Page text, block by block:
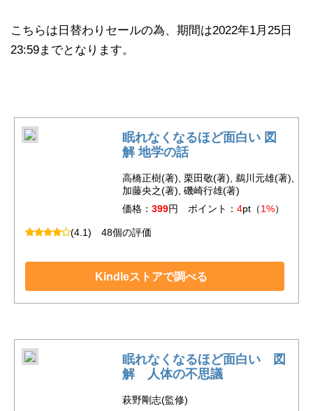
こちらは日替わりセールの為、期間は2022年1月25日
23:59までとなります。
眠れなくなるほど面白い 図
解 地学の話
高橋正樹(著), 栗田敬(著), 鵜川元雄(著),
加藤央之(著), 磯崎行雄(著)
価格： 399円 ポイント： 4pt（1%）
(4.1) 48個の評価
Kindleストアで調べる
眠れなくなるほど面白い 図
解 人体の不思議
萩野剛志(監修)